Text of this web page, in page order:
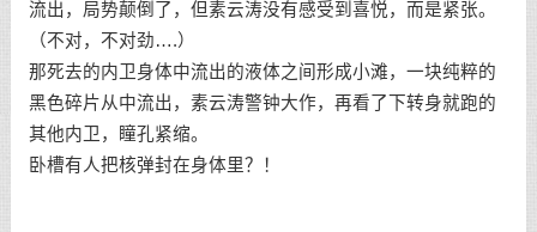
流出，局势颠倒了，但素云涛没有感受到喜悦，而是紧张。
（不对，不对劲….）
那死去的内卫身体中流出的液体之间形成小滩，一块纯粹的
黑色碎片从中流出，素云涛警钟大作，再看了下转身就跑的
其他内卫，瞳孔紧缩。
卧槽有人把核弹封在身体里？！